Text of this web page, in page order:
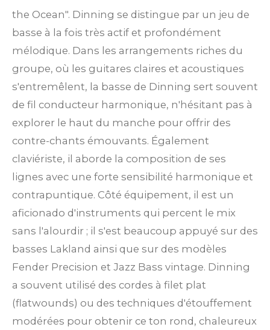
the Ocean". Dinning se distingue par un jeu de
basse à la fois très actif et profondément
mélodique. Dans les arrangements riches du
groupe, où les guitares claires et acoustiques
s'entremêlent, la basse de Dinning sert souvent
de fil conducteur harmonique, n'hésitant pas à
explorer le haut du manche pour offrir des
contre-chants émouvants. Également
claviériste, il aborde la composition de ses
lignes avec une forte sensibilité harmonique et
contrapuntique. Côté équipement, il est un
aficionado d'instruments qui percent le mix
sans l'alourdir ; il s'est beaucoup appuyé sur des
basses Lakland ainsi que sur des modèles
Fender Precision et Jazz Bass vintage. Dinning
a souvent utilisé des cordes à filet plat
(flatwounds) ou des techniques d'étouffement
modérées pour obtenir ce ton rond, chaleureux